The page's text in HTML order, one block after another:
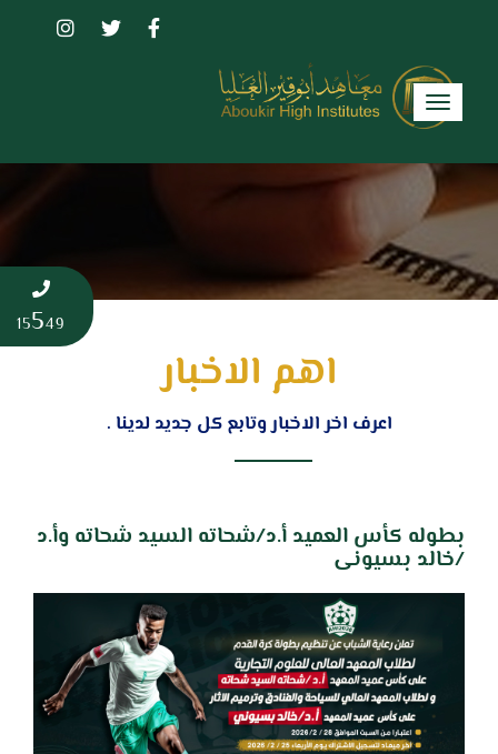
15549
Toggle
navigation
اهم الاخبار
اعرف اخر الاخبار وتابع كل جديد لدينا .
بطوله كأس العميد أ.د/شحاته السيد شحاته وأ.د
/خالد بسيونى